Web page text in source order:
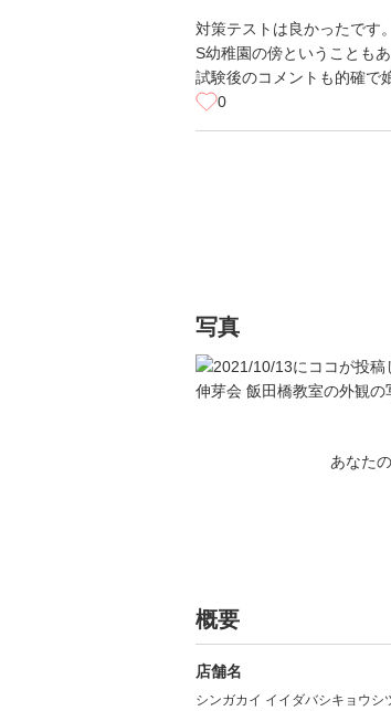
対策テストは良かったです。
S幼稚園の傍ということも
試験後のコメントも的確で
0
写真
あなた
概要
店舗名
シンガカイ イイダバシキョウシ